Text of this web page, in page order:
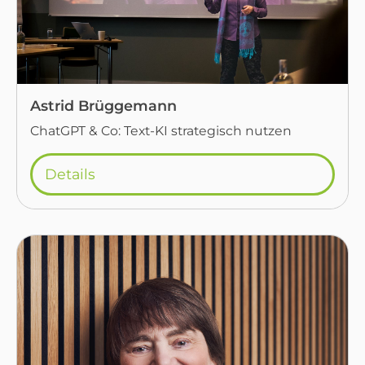
Astrid Brüggemann
ChatGPT & Co: Text-KI strategisch nutzen
Details